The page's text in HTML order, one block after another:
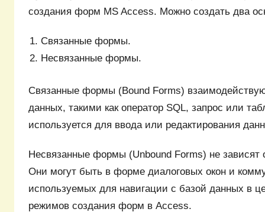
создания форм MS Access. Можно создать два
Связанные формы.
Несвязанные формы.
Связанные формы (Bound Forms)
данных, такими как оператор SQL, запрос или
используется для ввода или редактирования
Несвязанные формы (Unbound Forms) не зависят
Они могут быть в форме диалоговых окон и
используемых для навигации с базой данных в
режимов создания форм в Access.